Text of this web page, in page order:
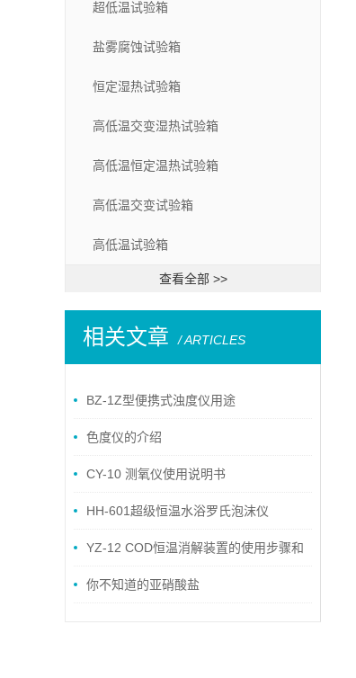
超低温试验箱
盐雾腐蚀试验箱
恒定湿热试验箱
高低温交变湿热试验箱
高低温恒定温热试验箱
高低温交变试验箱
高低温试验箱
查看全部 >>
相关文章 / ARTICLES
BZ-1Z型便携式浊度仪用途
色度仪的介绍
CY-10 测氧仪使用说明书
HH-601超级恒温水浴罗氏泡沫仪
YZ-12 COD恒温消解装置的使用步骤和
维护你不知道的亚硝酸盐